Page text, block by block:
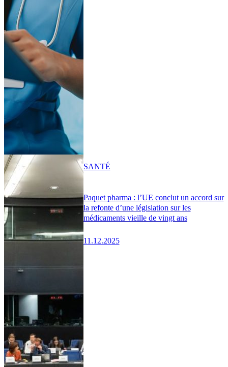
Paquet pharma : l’UE conclut un accord sur
la refonte d’une législation sur les
médicaments vieille de vingt ans
11.12.2025
SANTÉ